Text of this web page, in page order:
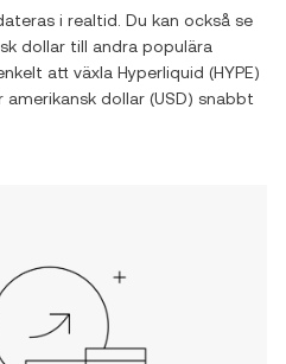
i realtid. Du kan också se
dollar till andra populära
att växla Hyperliquid (HYPE)
amerikansk dollar (USD) snabbt